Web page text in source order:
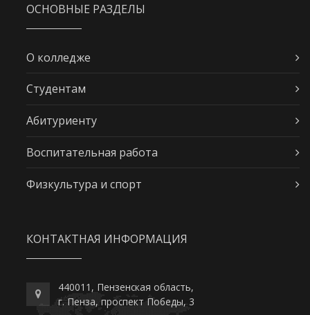
ОСНОВНЫЕ РАЗДЕЛЫ
О колледже
Студентам
Абитуриенту
Воспитательная работа
Физкультура и спорт
КОНТАКТНАЯ ИНФОРМАЦИЯ
440011, Пензенская область,
г. Пенза, проспект Победы, 3